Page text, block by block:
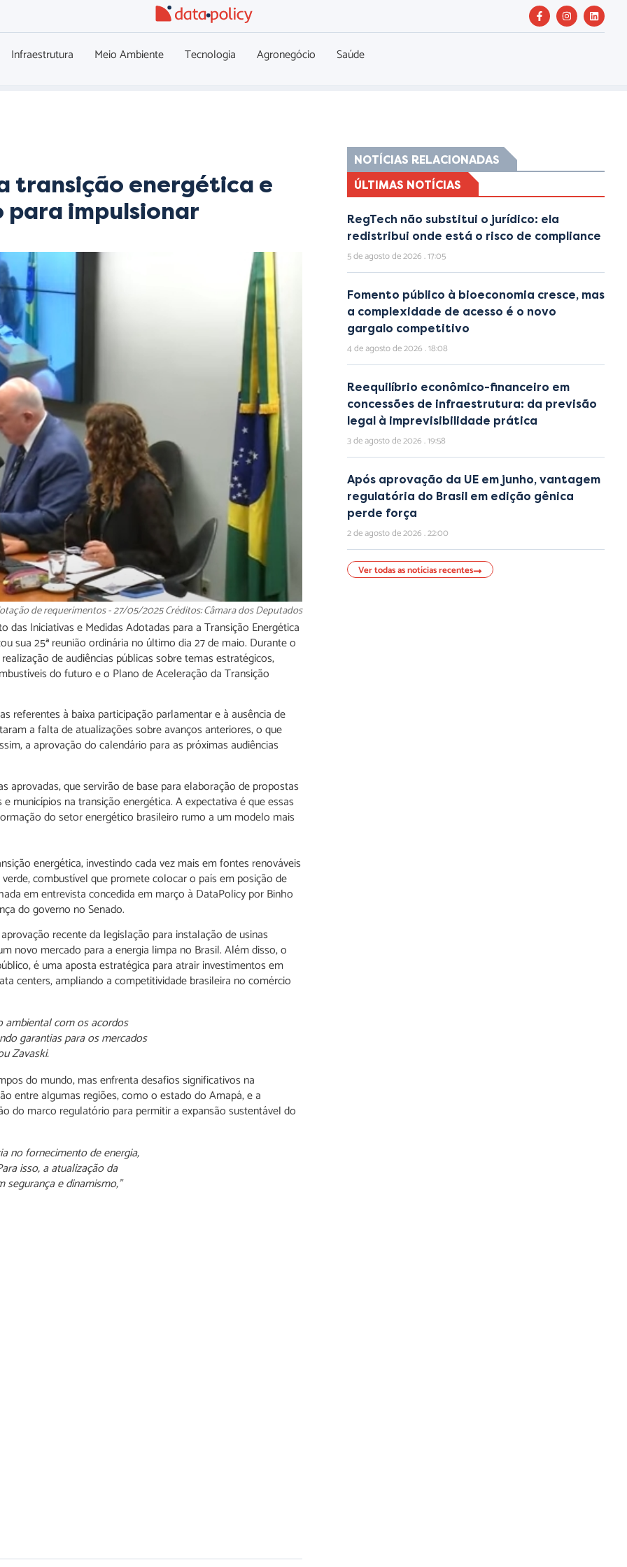
Infraestrutura Meio Ambiente Tecnologia Agronegócio Saúde
transição energética e
para impulsionar
de requerimentos - 27/05/2025 Créditos: Câmara dos Deputados
Iniciativas e Medidas Adotadas para a Transição Energética
sua 25ª reunião ordinária no último dia 27 de maio. Durante o
de audiências públicas sobre temas estratégicos,
do futuro e o Plano de Aceleração da Transição
referentes à baixa participação parlamentar e à ausência de
a falta de atualizações sobre avanços anteriores, o que
a aprovação do calendário para as próximas audiências
aprovadas, que servirão de base para elaboração de propostas
municípios na transição energética. A expectativa é que essas
do setor energético brasileiro rumo a um modelo mais
energética, investindo cada vez mais em fontes renováveis
combustível que promete colocar o país em posição de
em entrevista concedida em março à DataPolicy por Binho
do governo no Senado.
recente da legislação para instalação de usinas
novo mercado para a energia limpa no Brasil. Além disso, o
é uma aposta estratégica para atrair investimentos em
centers, ampliando a competitividade brasileira no comércio
ambiental com os acordos
garantias para os mercados
Zavaski.
do mundo, mas enfrenta desafios significativos na
entre algumas regiões, como o estado do Amapá, e a
do marco regulatório para permitir a expansão sustentável do
no fornecimento de energia,
isso, a atualização da
e dinamismo,”
NOTÍCIAS RELACIONADAS
ÚLTIMAS NOTÍCIAS
RegTech não substitui o jurídico: ela
redistribui onde está o risco de compliance
5 de agosto de 2026 17:05
Fomento público à bioeconomia cresce, mas
a complexidade de acesso é o novo
gargalo competitivo
4 de agosto de 2026 18:08
Reequilíbrio econômico-financeiro em
concessões de infraestrutura: da previsão
legal à imprevisibilidade prática
3 de agosto de 2026 19:58
Após aprovação da UE em junho, vantagem
regulatória do Brasil em edição gênica
perde força
2 de agosto de 2026 22:00
Ver todas as notícias recentes